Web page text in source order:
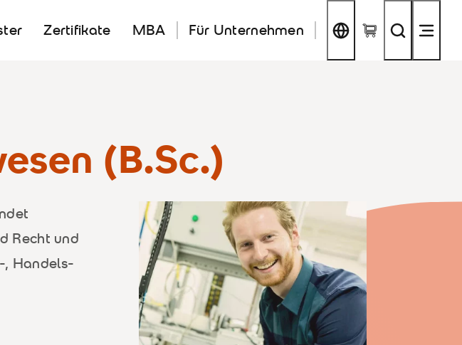
Zertifikate MBA Für Unternehmen
(B.Sc.)
Recht und
, Handels-